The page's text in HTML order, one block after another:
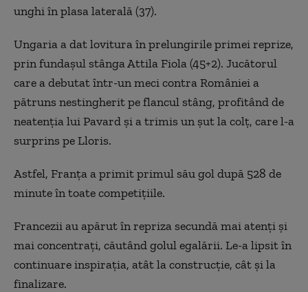
unghi în plasa laterală (37).
Ungaria a dat lovitura în prelungirile primei reprize,
prin fundaşul stânga Attila Fiola (45+2). Jucătorul
care a debutat într-un meci contra României a
pătruns nestingherit pe flancul stâng, profitând de
neatenţia lui Pavard şi a trimis un şut la colţ, care l-a
surprins pe Lloris.
Astfel, Franţa a primit primul său gol după 528 de
minute în toate competiţiile.
Francezii au apărut în repriza secundă mai atenţi şi
mai concentraţi, căutând golul egalării. Le-a lipsit în
continuare inspiraţia, atât la construcţie, cât şi la
finalizare.